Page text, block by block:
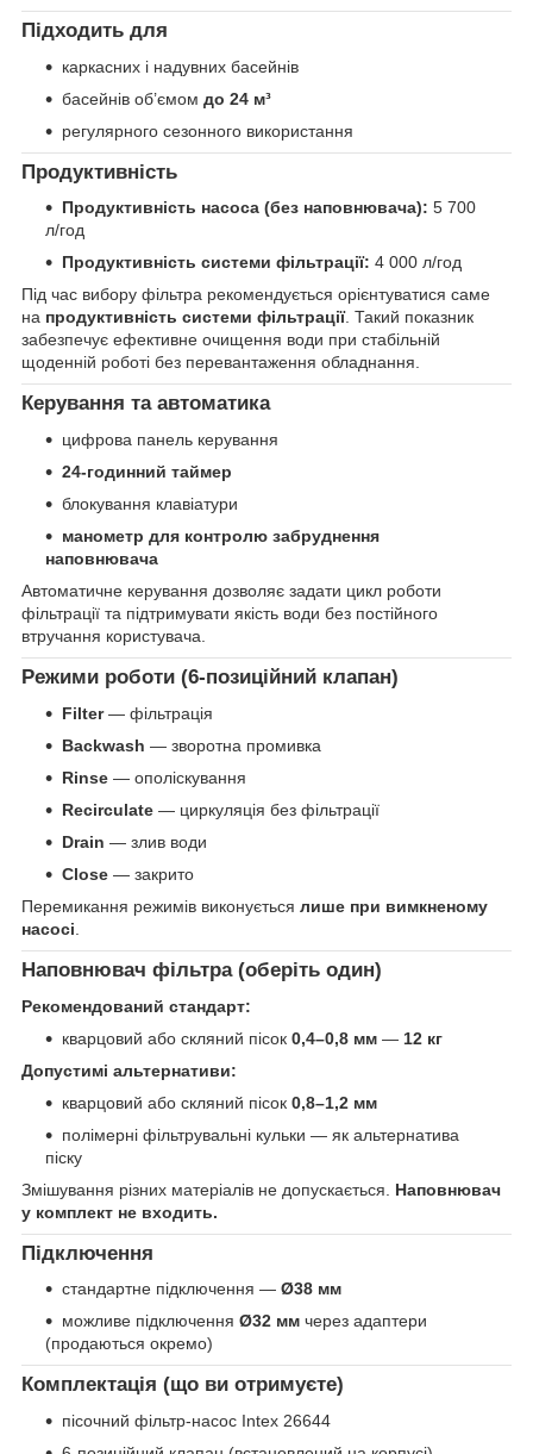
Підходить для
каркасних і надувних басейнів
басейнів об’ємом до 24 м³
регулярного сезонного використання
Продуктивність
Продуктивність насоса (без наповнювача): 5 700
л/год
Продуктивність системи фільтрації: 4 000 л/год
Під час вибору фільтра рекомендується орієнтуватися саме
на продуктивність системи фільтрації. Такий показник
забезпечує ефективне очищення води при стабільній
щоденній роботі без перевантаження обладнання.
Керування та автоматика
цифрова панель керування
24-годинний таймер
блокування клавіатури
манометр для контролю забруднення
наповнювача
Автоматичне керування дозволяє задати цикл роботи
фільтрації та підтримувати якість води без постійного
втручання користувача.
Режими роботи (6-позиційний клапан)
Filter— фільтрація
Backwash — зворотна промивка
Rinse — ополіскування
Recirculate — циркуляція без фільтрації
Drain — злив води
Close — закрито
Перемикання режимів виконується лише при вимкненому
насосі
Наповнювач фільтра (оберіть один)
Рекомендований стандарт:
кварцовий або скляний пісок 0,4–0,8 мм — 12 кг
Допустимі альтернативи:
кварцовий або скляний пісок 0,8–1,2 мм
полімерні фільтрувальні кульки — як альтернатива
піску
Змішування різних матеріалів не допускається. Наповнювач
у комплект не входить.
Підключення
стандартне підключення — Ø38 мм
можливе підключення Ø32 мм через адаптери
(продаються окремо)
Комплектація (що ви отримуєте)
пісочний фільтр-насос Intex 26644